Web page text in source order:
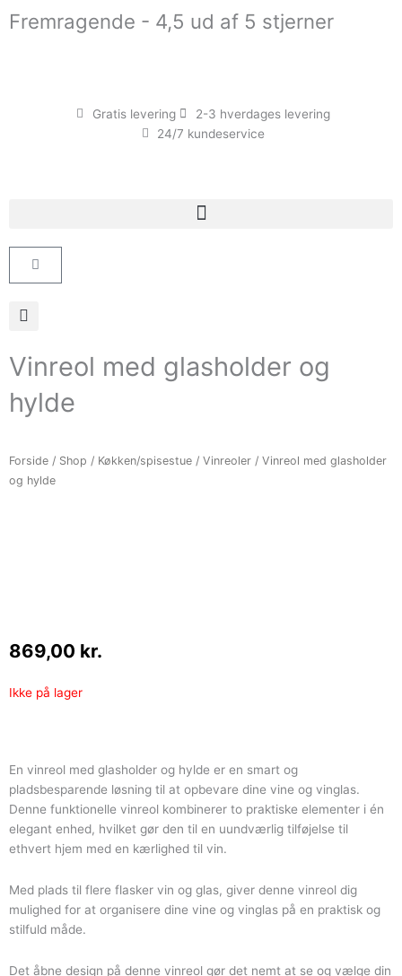
Fremragende - 4,5 ud af 5 stjerner
Gratis levering
2-3 hverdages levering
24/7 kundeservice
Kurv
Vinreol med glasholder og
hylde
Forside / Shop / Køkken/spisestue / Vinreoler / Vinreol med glasholder
og hylde
869,00 kr.
Ikke på lager
En vinreol med glasholder og hylde er en smart og
pladsbesparende løsning til at opbevare dine vine og vinglas.
Denne funktionelle vinreol kombinerer to praktiske elementer i én
elegant enhed, hvilket gør den til en uundværlig tilføjelse til
ethvert hjem med en kærlighed til vin.
Med plads til flere flasker vin og glas, giver denne vinreol dig
mulighed for at organisere dine vine og vinglas på en praktisk og
stilfuld måde.
Det åbne design på denne vinreol gør det nemt at se og vælge din